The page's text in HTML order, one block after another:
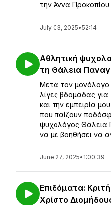
την Άννα Προκοπίου
July 03, 2025•52:14
Αθλητική
τη Θάλεια
Μετά τον
λίγες βδομάδας
και την εμπειρία
που παίζουν
ψυχολόγος Θάλεια
να με βοηθήσει να
June 27, 2025• 1:00:39
Επιδόματα:
Χρίστο